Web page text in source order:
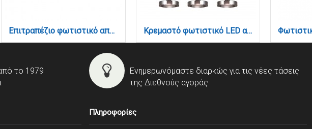
Επιτραπέζιο φωτιστικό από μέταλλο και φιμέ γυαλί 1XE27 D:30cm (3043-Fime) Κρεμαστό φωτιστικό LED απο μαύρο μέταλλο και φιμέ γυαλί, 70x200cm, 3CCT (Θερμό- Φυσικό- Ψυχρό Φως), Φωτεινότητα 3960LMκαι 3x12W (4075-3R-Black/Smoky)
το 1979
Ενημερωνόμαστε διαρκώς για τις νέες τάσεις
της Διεθνούς αγοράς
Πληροφορίες